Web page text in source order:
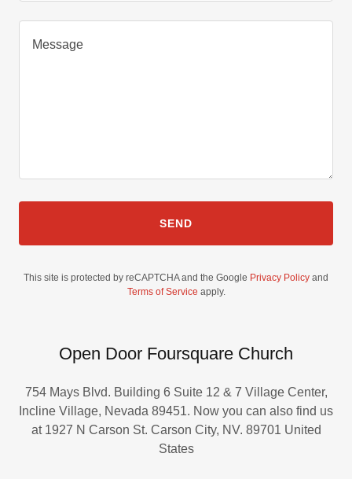
SEND
This site is protected by reCAPTCHA and the Google Privacy Policy and
Terms of Service apply.
Open Door Foursquare Church
754 Mays Blvd. Building 6 Suite 12 & 7 Village Center,
Incline Village, Nevada 89451. Now you can also find us
at 1927 N Carson St. Carson City, NV. 89701 United
States